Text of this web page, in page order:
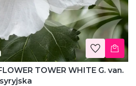
TOWER WHITE G. van.